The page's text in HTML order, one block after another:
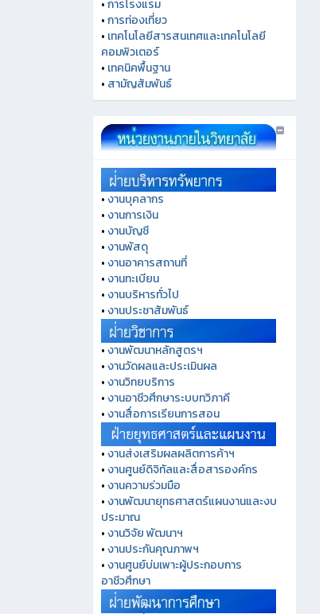
•การโรงแรม
•การท่องเที่ยว
• เทคโนโลยีสารสนเทศและเทคโนโลยี
คอมพิวเตอร์
• เทคนิคพื้นฐาน
• สามัญสัมพันธ์
•งานบุคลากร
•งานการเงิน
•งานบัญชี
•งานพัสดุ
•งานอาคารสถานที่
•งานทะเบียน
•งานบริหารทั่วไป
•งานประชาสัมพันธ์
•งานพัฒนาหลักสูตรฯ
•งานวัดผลและประเมินผล
•งานวิทยบริการ
•งานอาชีวศึกษาระบบทวิภาคี
•งานสื่อการเรียนการสอน
•งานส่งเสริมผลผลิตการค้าฯ
•งานศูนย์ดิจิทัลและสื่อสารองค์กร
•งานความร่วมมือ
•งานพัฒนายุทธศาสตร์แผนงานและงบ
ประมาณ
•งานวิจัย พัฒนาฯ
•งานประกันคุณภาพฯ
•งานศูนย์บ่มเพาะผู้ประกอบการ
อาชีวศึกษา